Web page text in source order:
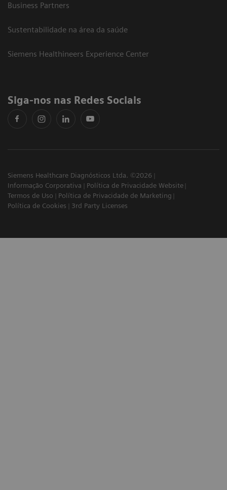
Business Partners
Sustentabilidade na área da saúde
Siemens Healthineers Experience Center
Siga-nos nas Redes Sociais
Siemens Healthcare Diagnósticos Ltda. ©2026
Informação Corporativa
Política de Privacidade Website
Termos de Uso
Política de Privacidade de Marketing
Política de Cookies
3rd Party Licenses